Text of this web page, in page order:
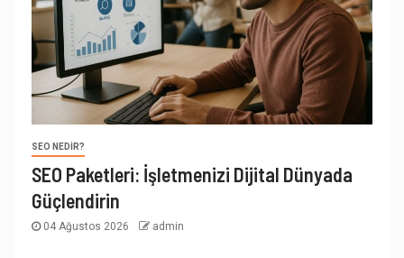
SEO NEDIR?
SEO Paketleri: İşletmenizi Dijital Dünyada
Güçlendirin
04 Ağustos 2026 admin